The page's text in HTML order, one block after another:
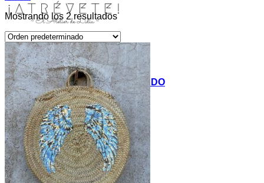
INICIO
TIENDA
MIS COSITAS POR EL MUNDO
EL COMIENZO
BLOG
PAGOS
CONTACTO
Buscar
por:
Acceder / Registrarse
Mostrando los 2 resultados